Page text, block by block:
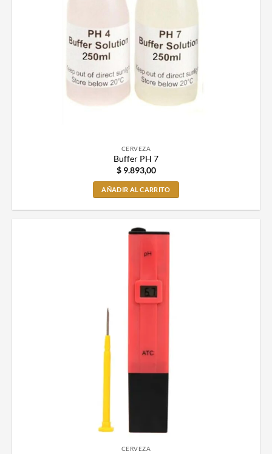
CERVEZA
Buffer PH 7
$9.893,00
AÑADIR AL CARRITO
CERVEZA